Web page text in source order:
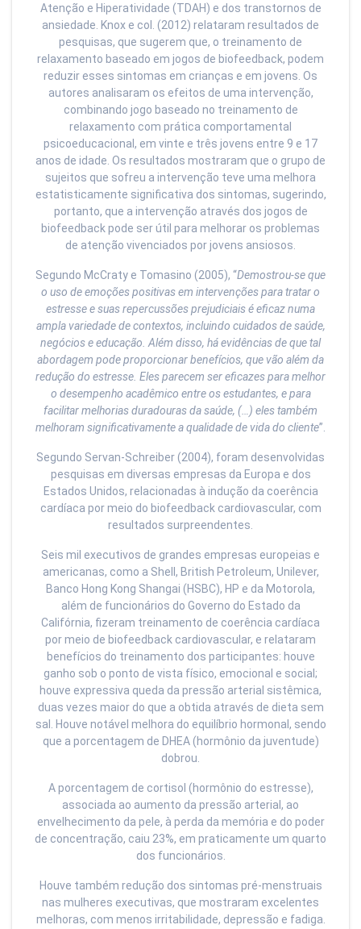
Atenção e Hiperatividade (TDAH) e dos transtornos de
ansiedade. Knox e col. (2012) relataram resultados de
pesquisas, que sugerem que, o treinamento de
relaxamento baseado em jogos de biofeedback, podem
reduzir esses sintomas em crianças e em jovens. Os
autores analisaram os efeitos de uma intervenção,
combinando jogo baseado no treinamento de
relaxamento com prática comportamental
psicoeducacional, em vinte e três jovens entre 9 e 17
anos de idade. Os resultados mostraram que o grupo de
sujeitos que sofreu a intervenção teve uma melhora
estatisticamente significativa dos sintomas, sugerindo,
portanto, que a intervenção através dos jogos de
biofeedback pode ser útil para melhorar os problemas
de atenção vivenciados por jovens ansiosos.
Segundo McCraty e Tomasino (2005), “Demostrou-se que
o uso de emoções positivas em intervenções para tratar o
estresse e suas repercussões prejudiciais é eficaz numa
ampla variedade de contextos, incluindo cuidados de saúde,
negócios e educação. Além disso, há evidências de que tal
abordagem pode proporcionar benefícios, que vão além da
redução do estresse. Eles parecem ser eficazes para melhor
o desempenho acadêmico entre os estudantes, e para
facilitar melhorias duradouras da saúde, (…) eles também
melhoram significativamente a qualidade de vida do cliente”.
Segundo Servan-Schreiber (2004), foram desenvolvidas
pesquisas em diversas empresas da Europa e dos
Estados Unidos, relacionadas à indução da coerência
cardíaca por meio do biofeedback cardiovascular, com
resultados surpreendentes.
Seis mil executivos de grandes empresas europeias e
americanas, como a Shell, British Petroleum, Unilever,
Banco Hong Kong Shangai (HSBC), HP e da Motorola,
além de funcionários do Governo do Estado da
Califórnia, fizeram treinamento de coerência cardíaca
por meio de biofeedback cardiovascular, e relataram
benefícios do treinamento dos participantes: houve
ganho sob o ponto de vista físico, emocional e social;
houve expressiva queda da pressão arterial sistêmica,
duas vezes maior do que a obtida através de dieta sem
sal. Houve notável melhora do equilíbrio hormonal, sendo
que a porcentagem de DHEA (hormônio da juventude)
dobrou.
A porcentagem de cortisol (hormônio do estresse),
associada ao aumento da pressão arterial, ao
envelhecimento da pele, à perda da memória e do poder
de concentração, caiu 23%, em praticamente um quarto
dos funcionários.
Houve também redução dos sintomas pré-menstruais
nas mulheres executivas, que mostraram excelentes
melhoras, com menos irritabilidade, depressão e fadiga.